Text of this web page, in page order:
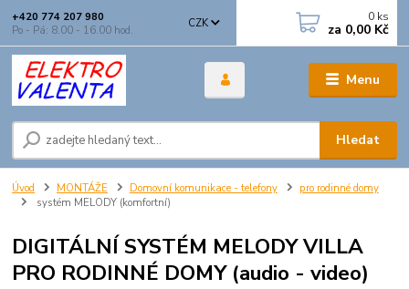
Menu
CZK
Hledat
+420 774 207 980
Po - Pá: 8.00 - 16.00 hod.
0 ks
za 0,00 Kč
Úvod MONTÁŽE Domovní komunikace - telefony
pro rodinné domy
systém MELODY (komfortní)
DIGITÁLNÍ SYSTÉM MELODY VILLA
PRO RODINNÉ DOMY (audio - video)